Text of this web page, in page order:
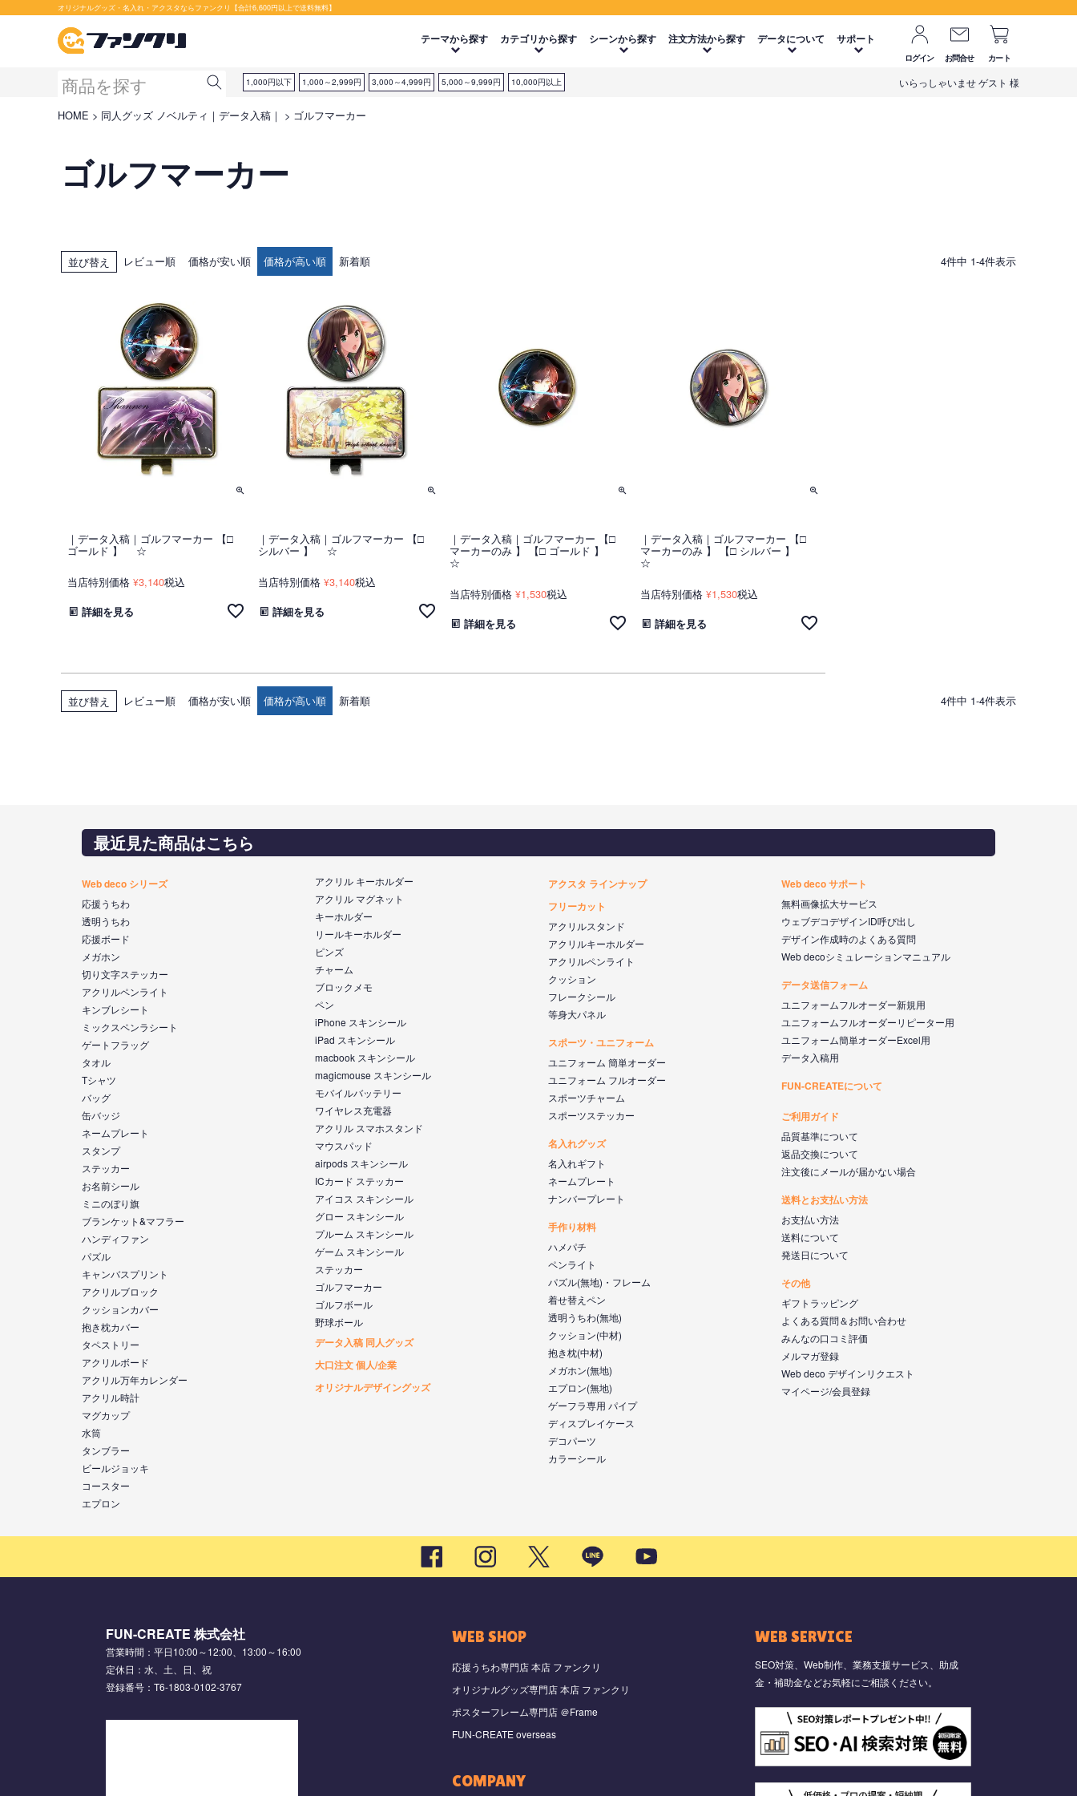
オリジナルグッズ・名入れ・アクスタならファンクリ【合計6,600円以上で送料無料】
テーマから探す カテゴリから探す シーンから探す 注文方法から探す データについて サポート
ログイン お問合せ カート
1,000円以下 1,000～2,999円 3,000～4,999円 5,000～9,999円 10,000円以上 いらっしゃいませ ゲスト 様
HOME 同人グッズ ノベルティ｜データ入稿｜ ゴルフマーカー
ゴルフマーカー
並び替え レビュー順 価格が安い順 価格が高い順 新着順 4件中 1-4件表示
｜データ入稿｜ゴルフマーカー 【□
ゴールド 】 ☆
当店特別価格 ¥3,140税込
詳細を見る
｜データ入稿｜ゴルフマーカー 【□
シルバー 】 ☆
当店特別価格 ¥3,140税込
詳細を見る
｜データ入稿｜ゴルフマーカー 【□
マーカーのみ 】 【□ ゴールド 】
☆
当店特別価格 ¥1,530税込
詳細を見る
｜データ入稿｜ゴルフマーカー 【□
マーカーのみ 】 【□ シルバー 】
☆
当店特別価格 ¥1,530税込
詳細を見る
並び替え レビュー順 価格が安い順 価格が高い順 新着順 4件中 1-4件表示
最近見た商品はこちら
Web deco シリーズ
応援うちわ
透明うちわ
応援ボード
メガホン
切り文字ステッカー
アクリルペンライト
キンブレシート
ミックスペンラシート
ゲートフラッグ
タオル
Tシャツ
バッグ
缶バッジ
ネームプレート
スタンプ
ステッカー
お名前シール
ミニのぼり旗
ブランケット&マフラー
ハンディファン
パズル
キャンバスプリント
アクリルブロック
クッションカバー
抱き枕カバー
タペストリー
アクリルボード
アクリル万年カレンダー
アクリル時計
マグカップ
水筒
タンブラー
ビールジョッキ
コースター
エプロン
アクリル キーホルダー
アクリル マグネット
キーホルダー
リールキーホルダー
ピンズ
チャーム
ブロックメモ
ペン
iPhone スキンシール
iPad スキンシール
macbook スキンシール
magicmouse スキンシール
モバイルバッテリー
ワイヤレス充電器
アクリル スマホスタンド
マウスパッド
airpods スキンシール
ICカード ステッカー
アイコス スキンシール
グロー スキンシール
プルーム スキンシール
ゲーム スキンシール
ステッカー
ゴルフマーカー
ゴルフボール
野球ボール
データ入稿 同人グッズ
大口注文 個人/企業
オリジナルデザイングッズ
アクスタ ラインナップ
フリーカット
アクリルスタンド
アクリルキーホルダー
アクリルペンライト
クッション
フレークシール
等身大パネル
スポーツ・ユニフォーム
ユニフォーム 簡単オーダー
ユニフォーム フルオーダー
スポーツチャーム
スポーツステッカー
名入れグッズ
名入れギフト
ネームプレート
ナンバープレート
手作り材料
ハメパチ
ペンライト
パズル(無地)・フレーム
着せ替えペン
透明うちわ(無地)
クッション(中材)
抱き枕(中材)
メガホン(無地)
エプロン(無地)
ゲーフラ専用 パイプ
ディスプレイケース
デコパーツ
カラーシール
Web deco サポート
無料画像拡大サービス
ウェブデコデザインID呼び出し
デザイン作成時のよくある質問
Web decoシミュレーションマニュアル
データ送信フォーム
ユニフォームフルオーダー新規用
ユニフォームフルオーダーリピーター用
ユニフォーム簡単オーダーExcel用
データ入稿用
FUN-CREATEについて
ご利用ガイド
品質基準について
返品交換について
注文後にメールが届かない場合
送料とお支払い方法
お支払い方法
送料について
発送日について
その他
ギフトラッピング
よくある質問＆お問い合わせ
みんなの口コミ評価
メルマガ登録
Web deco デザインリクエスト
マイページ/会員登録
FUN-CREATE 株式会社
営業時間：平日10:00～12:00、13:00～16:00
定休日：水、土、日、祝
登録番号：T6-1803-0102-3767
WEB SHOP
応援うちわ専門店 本店 ファンクリ
オリジナルグッズ専門店 本店 ファンクリ
ポスターフレーム専門店 ＠Frame
FUN-CREATE overseas
COMPANY
WEB SERVICE
SEO対策、Web制作、業務支援サービス、助成
金・補助金などお気軽にご相談ください。